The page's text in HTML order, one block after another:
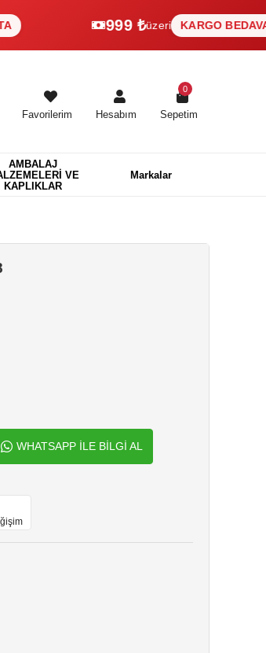
999 ₺üzeri KARGO BEDAVA
Favorilerim Hesabım Sepetim
0
AMBALAJ
VE
KAPLIKLAR
Markalar
WHATSAPP İLE BİLGİ AL